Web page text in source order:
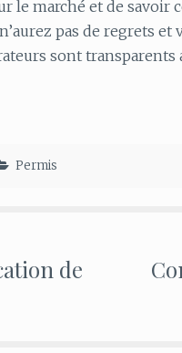
le marché et de
pas de regrets et
sont
Permis
de